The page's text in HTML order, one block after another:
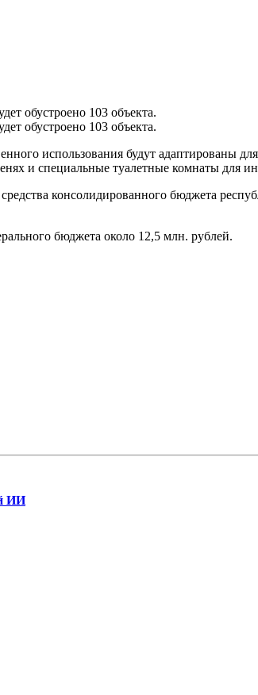
обустроено 103 объекта.
обустроено 103 объекта.
использования будут адаптированы
и специальные туалетные комнаты для
консолидированного бюджета
бюджета около 12,5 млн. рублей.
ИИ